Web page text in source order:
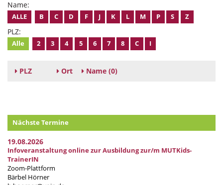
Name:
ALLE B C D F J K L M P S Z
PLZ:
Alle 2 3 4 5 6 7 8 C I
PLZ Ort Name (0)
Nächste Termine
19.08.2026
Infoveranstaltung online zur Ausbildung zur/m MUTKids-
TrainerIN
Zoom-Plattform
Bärbel Hörner